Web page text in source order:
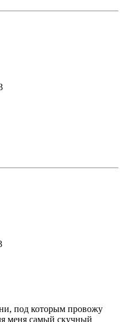
под которым провожу
меня самый скучный